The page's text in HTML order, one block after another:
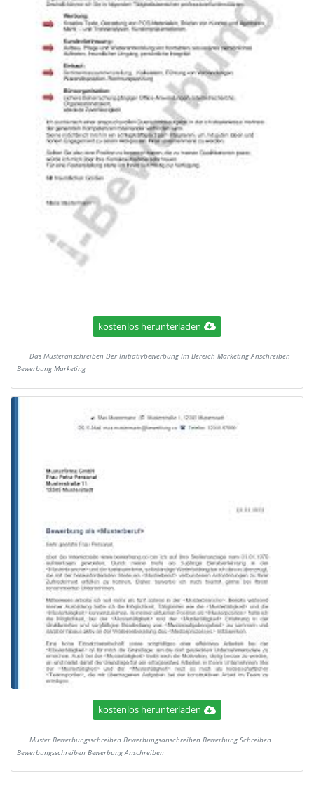
kostenlos herunterladen
Das Musteranschreiben Der Initiativbewerbung Im Bereich Marketing Anschreiben
Bewerbung Marketing
kostenlos herunterladen
Muster Bewerbungsschreiben Bewerbungsanschreiben Bewerbung Schreiben
Bewerbungsschreiben Bewerbung Anschreiben